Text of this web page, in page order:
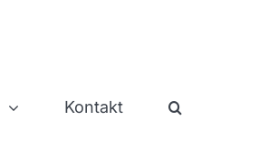
Kontakt